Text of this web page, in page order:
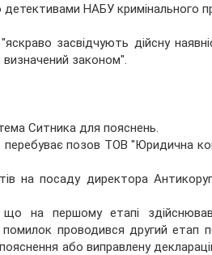
детективами НАБУ кримінального
засвідчують дійсну
визначений законом".
Ситника для пояснень.
позов ТОВ "Юридична
на посаду директора
на першому етапі
проводився другий етап
або виправлену